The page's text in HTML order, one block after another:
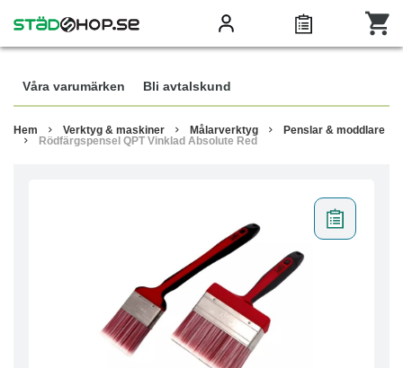
Våra varumärken Bli avtalskund
Hem Verktyg & maskiner Målarverktyg
Penslar & moddlare
Rödfärgspensel QPT Vinklad Absolute Red